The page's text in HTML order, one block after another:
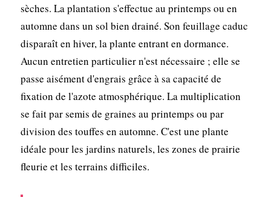
sèches. La plantation s'effectue au printemps ou en
automne dans un sol bien drainé. Son feuillage caduc
disparaît en hiver, la plante entrant en dormance.
Aucun entretien particulier n'est nécessaire ; elle se
passe aisément d'engrais grâce à sa capacité de
fixation de l'azote atmosphérique. La multiplication
se fait par semis de graines au printemps ou par
division des touffes en automne. C'est une plante
idéale pour les jardins naturels, les zones de prairie
fleurie et les terrains difficiles.